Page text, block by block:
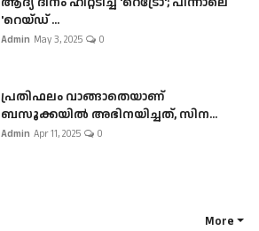
'റെയ്ഡ് ...
Admin May 3, 2025 0
പ്രതിഫലം വാങ്ങാതെയാണ്
ബസൂക്കയില്‍ അഭിനയിച്ചത്, സിന...
Admin Apr 11, 2025 0
More